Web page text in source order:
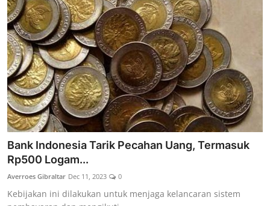
Bank Indonesia Tarik Pecahan Uang, Termasuk
Rp500 Logam...
Averroes Gibraltar Dec 11, 2023 0
Kebijakan ini dilakukan untuk menjaga kelancaran sistem